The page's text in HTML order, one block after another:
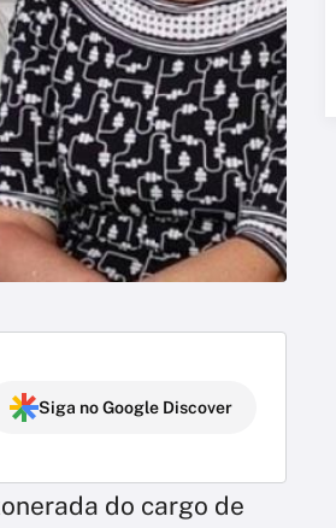
Siga no Google Discover
do cargo de